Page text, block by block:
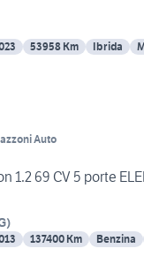
53958 Km Ibrida
Auto
1.2 69 CV 5 porte
)
137400 Km Benzina